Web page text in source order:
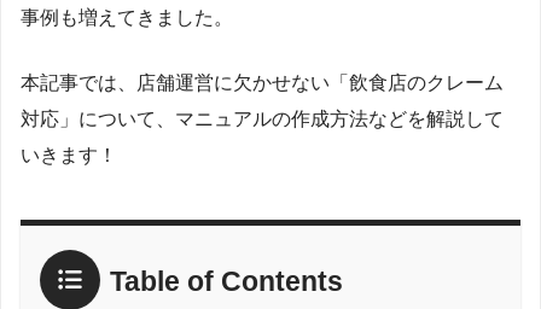
事例も増えてきました。
本記事では、店舗運営に欠かせない「飲食店のクレーム
対応」について、マニュアルの作成方法などを解説して
いきます！
Table of Contents